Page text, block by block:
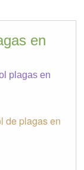
en
plagas en
de plagas en